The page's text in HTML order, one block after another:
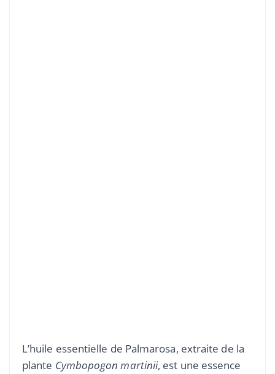
L’huile essentielle de Palmarosa, extraite de la
plante Cymbopogon martinii, est une essence